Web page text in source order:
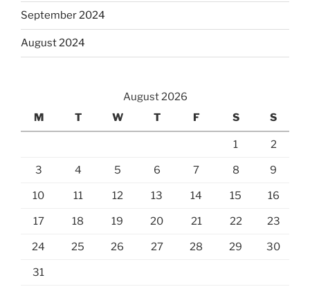
September 2024
August 2024
August 2026
M
T W T F S S
1 2
3 4 5 6 7 8 9
10 11 12 13 14 15 16
17 18 19 20 21 22 23
24 25 26 27 28 29 30
31